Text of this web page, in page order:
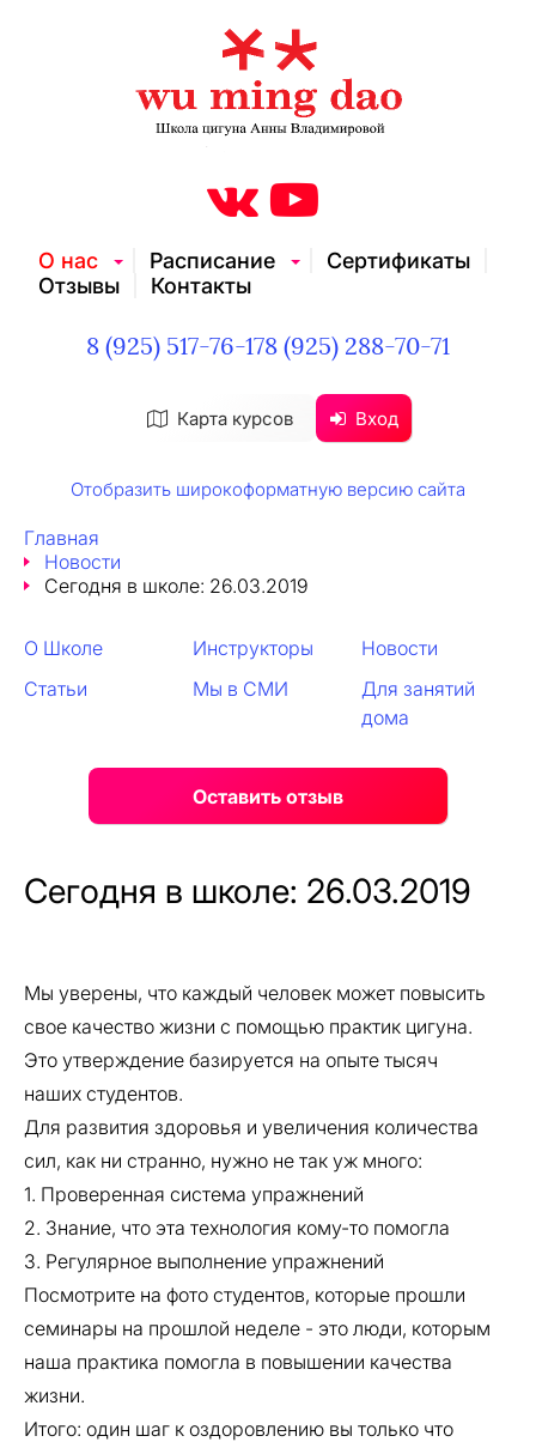
О нас Расписание
Сертификаты
Отзывы
Контакты
Карта курсов Вход
8 (925) 517-76-178 (925) 288-70-71
Отобразить широкоформатную версию сайта
Главная
Новости
Сегодня в школе: 26.03.2019
О Школе Инструкторы
Новости
Статьи
Мы в СМИ
Для занятий
дома
Оставить отзыв
Сегодня в школе: 26.03.2019
Мы уверены, что каждый человек может повысить
свое качество жизни с помощью практик цигуна.
Это утверждение базируется на опыте тысяч
наших студентов.
Для развития здоровья и увеличения количества
сил, как ни странно, нужно не так уж много:
1. Проверенная система упражнений
2. Знание, что эта технология кому-то помогла
3. Регулярное выполнение упражнений
Посмотрите на фото студентов, которые прошли
семинары на прошлой неделе - это люди, которым
наша практика помогла в повышении качества
жизни.
Итого: один шаг к оздоровлению вы только что